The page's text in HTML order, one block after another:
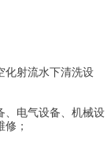
化射流水下清洗设
、电气设备、机械设
；